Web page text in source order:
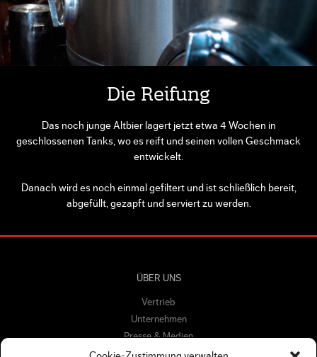
Die Reifung
Das noch junge Altbier lagert jetzt etwa 4 Wochen in
geschlossenen Tanks, wo es reift und seinen vollen Geschmack
entwickelt.
Danach wird es noch einmal gefiltert und ist schließlich bereit,
abgefüllt, gezapft und serviert zu werden.
ÜBER UNS
Vertrieb
Unternehmen
Presse & Medien
Kampagnen